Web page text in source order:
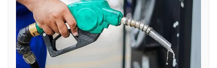
Ðiện thoại Thời báo VTV:024.66 897 897
Email:toasoan@vtv.vn
Liên hệ quảng cáo:024-7300.7108